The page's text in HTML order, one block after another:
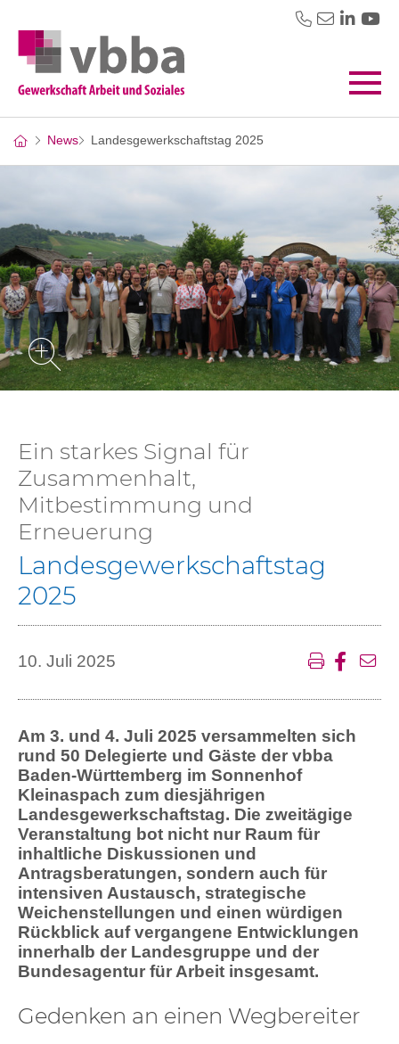
News Landesgewerkschaftstag 2025
Ein starkes Signal für
Zusammenhalt,
Mitbestimmung und
Erneuerung
Landesgewerkschaftstag
2025
10. Juli 2025
Am 3. und 4. Juli 2025 versammelten sich
rund 50 Delegierte und Gäste der vbba
Baden-Württemberg im Sonnenhof
Kleinaspach zum diesjährigen
Landesgewerkschaftstag. Die zweitägige
Veranstaltung bot nicht nur Raum für
inhaltliche Diskussionen und
Antragsberatungen, sondern auch für
intensiven Austausch, strategische
Weichenstellungen und einen würdigen
Rückblick auf vergangene Entwicklungen
innerhalb der Landesgruppe und der
Bundesagentur für Arbeit insgesamt.
Gedenken an einen Wegbereiter